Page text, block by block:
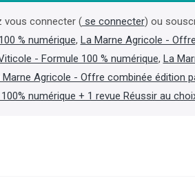
vous connecter (se connecter) ou
% numérique, La Marne Agricole -
- Formule 100 % numérique, La
Marne Agricole - Offre combinée édition
numérique + 1 revue Réussir au
d’agriculture : décès
Jaouen, ancien
la chambre de
de la chambre
Contrôles :
bientôt
piétons
En vertu d’un